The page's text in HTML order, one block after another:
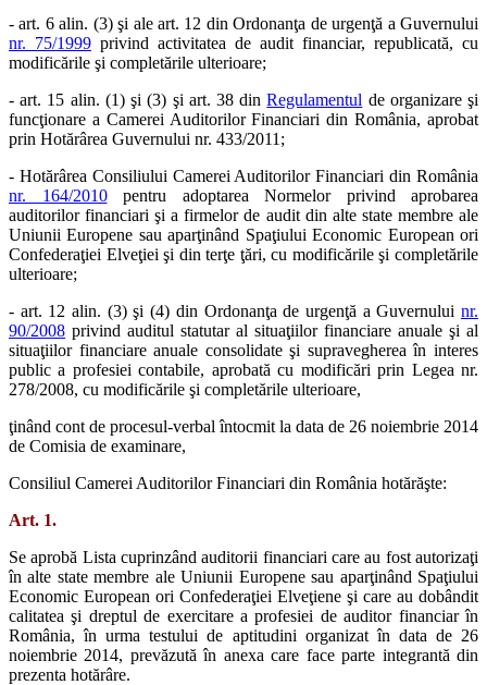
- art. 6 alin. (3) şi ale art. 12 din Ordonanţa de urgenţă a Guvernului
nr. 75/1999 privind activitatea de audit financiar, republicată, cu
modificările şi completările ulterioare;
- art. 15 alin. (1) şi (3) şi art. 38 dinRegulamentul de organizare şi
funcţionare a Camerei Auditorilor Financiari din România, aprobat
prin Hotărârea Guvernului nr. 433/2011;
- Hotărârea Consiliului Camerei Auditorilor Financiari din România
nr. 164/2010pentru adoptarea Normelor privind aprobarea
auditorilor financiari şi a firmelor de audit din alte state membre ale
Uniunii Europene sau aparţinând Spaţiului Economic European ori
Confederaţiei Elveţiei şi din terţe ţări, cu modificările şi completările
ulterioare;
- art. 12 alin. (3) şi (4) din Ordonanţa de urgenţă a Guvernului nr.
90/2008 privind auditul statutar al situaţiilor financiare anuale şi al
situaţiilor financiare anuale consolidate şi supravegherea în interes
public a profesiei contabile, aprobată cu modificări prin Legea nr.
278/2008, cu modificările şi completările ulterioare,
ţinând cont de procesul-verbal întocmit la data de 26 noiembrie 2014
de Comisia de examinare,
Consiliul Camerei Auditorilor Financiari din România hotărăşte:
Art. 1.
Se aprobă Lista cuprinzând auditorii financiari care au fost autorizaţi
în alte state membre ale Uniunii Europene sau aparţinând Spaţiului
Economic European ori Confederaţiei Elveţiene şi care au dobândit
calitatea şi dreptul de exercitare a profesiei de auditor financiar în
România, în urma testului de aptitudini organizat în data de 26
noiembrie 2014, prevăzută în anexa care face parte integrantă din
prezenta hotărâre.